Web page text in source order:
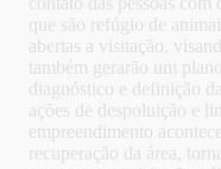
que são refúgio de
abertas a visitação,
também gerarão um
diagnóstico e definição
ações de despoluição e
empreendimento
recuperação da área,